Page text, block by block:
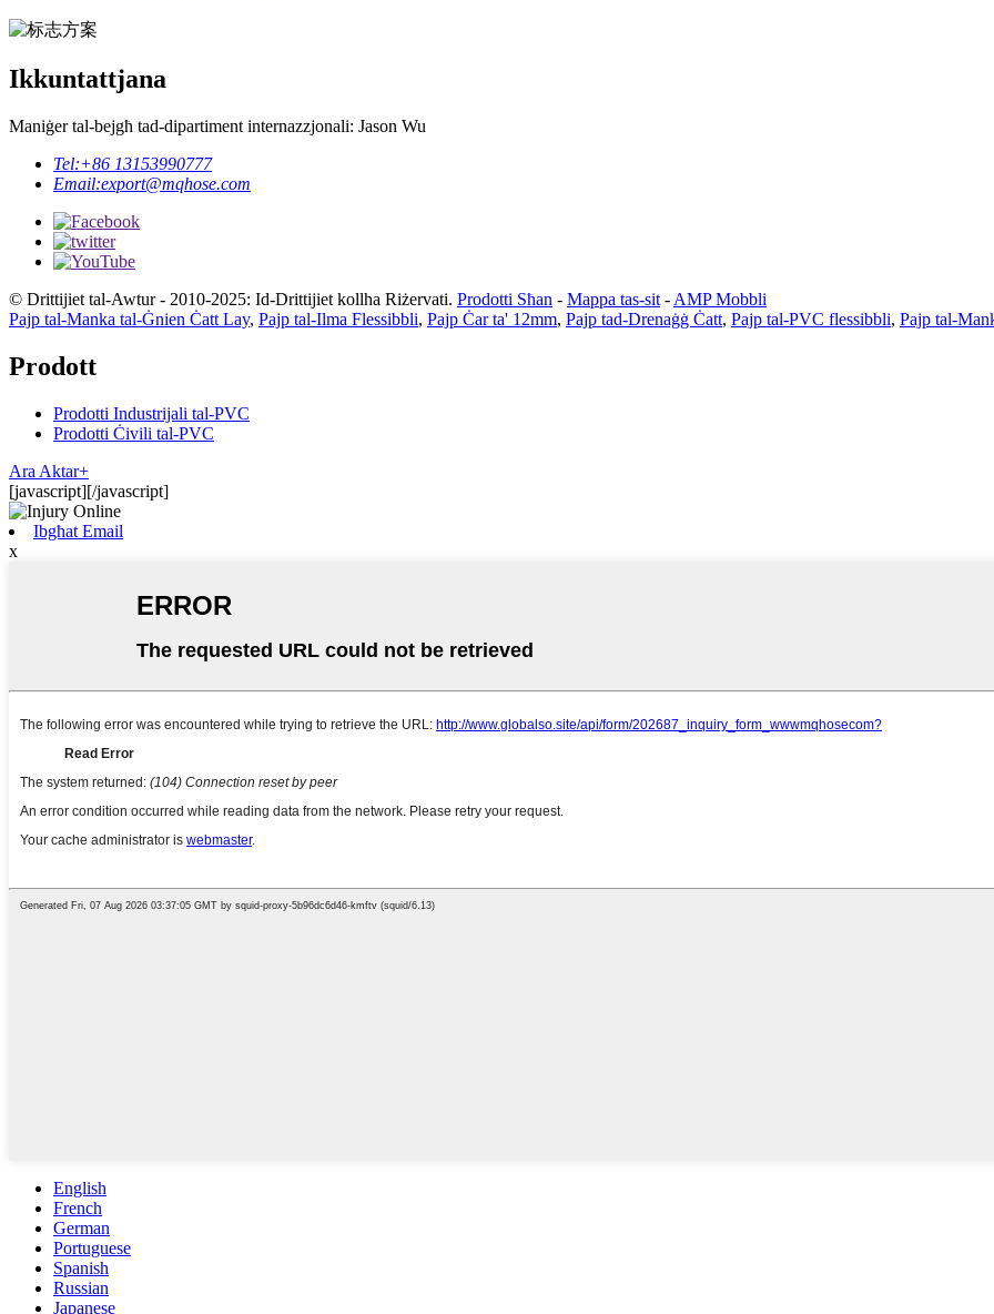
Ikkuntattjana
Maniġer tal-bejgħ tad-dipartiment internazzjonali: Jason Wu
Tel:+86 13153990777
Email:export@mqhose.com
© Drittijiet tal-Awtur - 2010-2025: Id-Drittijiet kollha Riżervati. Prodotti Sħan - Mappa tas-sit - AMP Mobbli
Pajp tal-Manka tal-Ġnien Ċatt Lay, Pajp tal-Ilma Flessibbli, Pajp Ċar ta' 12mm, Pajp tad-Drenaġġ Ċatt, Pajp tal-PVC flessibbli, Pajp tal-
Prodott
Prodotti Industrijali tal-PVC
Prodotti Ċivili tal-PVC
Ara Aktar+
[javascript][/javascript]
Ibgħat Email
x
English
French
German
Portuguese
Spanish
Russian
Japanese